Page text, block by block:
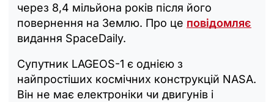
через 8,4 мільйона років після його
повернення на Землю. Про це повідомляє
видання SpaceDaily.
Супутник LAGEOS-1 є однією з
найпростіших космічних конструкцій NASA.
Він не має електроніки чи двигунів і